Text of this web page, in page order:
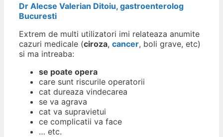
Dr Alecse Valerian Ditoiu, gastroenterolog
Bucuresti
Extrem de multi utilizatori imi relateaza anumite
cazuri medicale (ciroza, cancer, boli grave, etc)
si ma intreaba:
se poate opera
care sunt riscurile operatorii
cat dureaza vindecarea
se va agrava
cat va supravietui
ce complicatii va face
… etc.